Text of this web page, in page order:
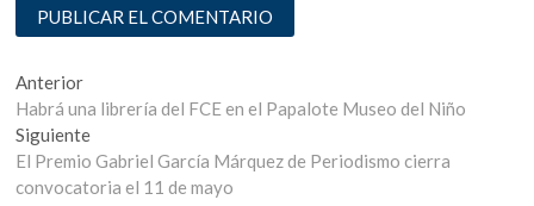
Navegación
de
entradas
AnteriorEntrada
anterior:
Habrá una librería del FCE en el Papalote Museo del Niño
SiguienteEntrada
siguiente:
El Premio Gabriel García Márquez de Periodismo cierra
convocatoria el 11 de mayo